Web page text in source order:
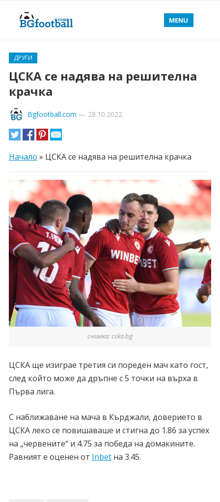
MENU
ДРУГИ
ЦСКА се надява на решителна
крачка
Bgfootball.com — 28.10.2022
Начало » ЦСКА се надява на решителна крачка
снимка: cska.bg
ЦСКА ще изиграе третия си пореден мач като гост,
след който може да дръпне с 5 точки на върха в
Първа лига.
С наближаване на мача в Кърджали, доверието в
ЦСКА леко се повишаваше и стигна до 1.86 за успех
на „червените“ и 4.75 за победа на домакините.
Равният е оценен от Inbetна 3.45.